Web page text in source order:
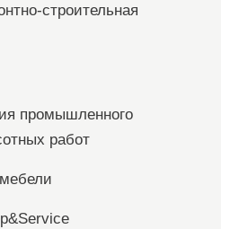
строительная
промышленного
работ